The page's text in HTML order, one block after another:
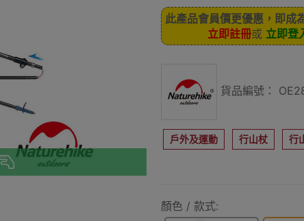
此產品會員價更優惠，即成
立即註冊或 立即登
貨品編號：
戶外及運動 行山杖 行
顏色 / 款式: